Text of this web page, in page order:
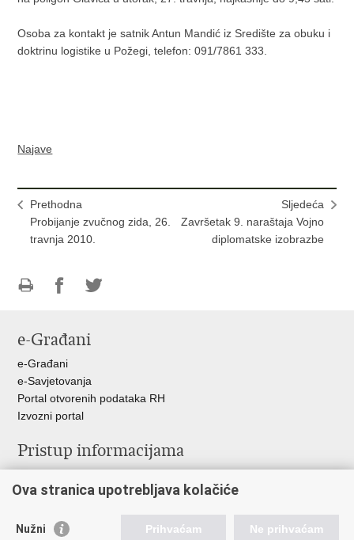
Osoba za kontakt je satnik Antun Mandić iz Središte za obuku i
doktrinu logistike u Požegi, telefon: 091/7861 333.
Najave
Prethodna
Probijanje zvučnog zida, 26.
travnja 2010.
Sljedeća
Završetak 9. naraštaja Vojno
diplomatske izobrazbe
FacebookuTwitteru
e-Građani
e-Građani
e-Savjetovanja
Portal otvorenih podataka RH
Izvozni portal
Pristup informacijama
Službenica za informiranje
Izjava o pristupačnosti
Ravnopravnost spolova u MORH-u i OSRH
Ova stranica upotrebljava kolačiće
Nužni Prihvaćam Ne prihvaćam